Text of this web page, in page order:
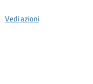
Vedi azioni